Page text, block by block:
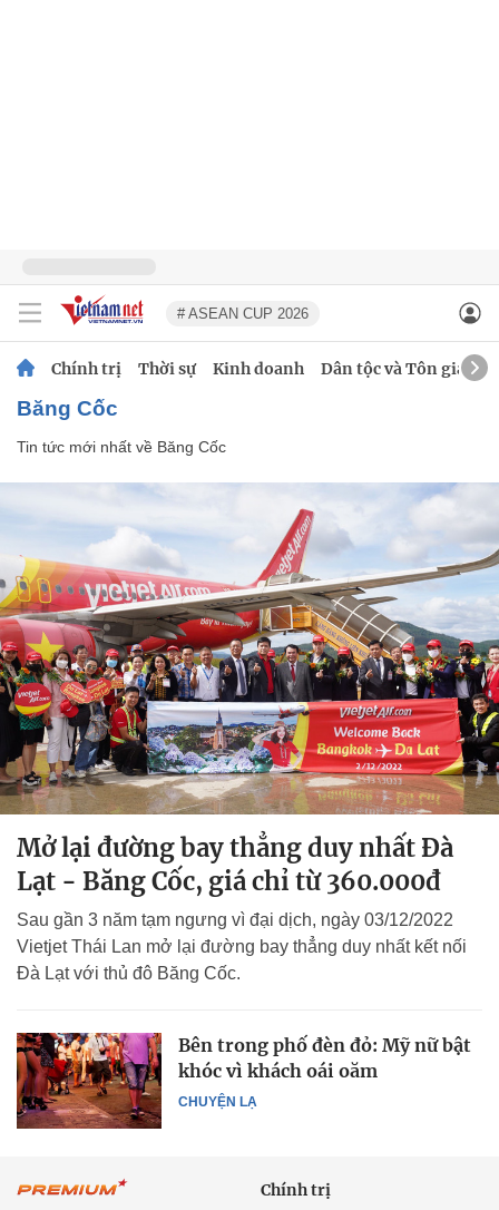
# ASEAN CUP 2026
Chính trị Thời sự Kinh doanh Dân tộc và Tôn giáo
Băng Cốc
Tin tức mới nhất về Băng Cốc
Mở lại đường bay thẳng duy nhất Đà
Lạt - Băng Cốc, giá chỉ từ 360.000đ
Sau gần 3 năm tạm ngưng vì đại dịch, ngày 03/12/2022
Vietjet Thái Lan mở lại đường bay thẳng duy nhất kết nối
Đà Lạt với thủ đô Băng Cốc.
CHUYỆN LẠ
Bên trong phố đèn đỏ: Mỹ nữ bật
khóc vì khách oái oăm
Chính trị